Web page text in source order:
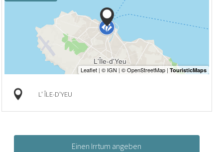
L' ÎLE-D'YEU
Einen Irrtum angeben